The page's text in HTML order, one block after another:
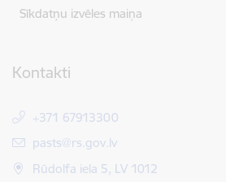
Sīkdatņu izvēles maiņa
Kontakti
+371 67913300
E-pasts:
pasts@rs.gov.lv
Rūdolfa iela 5, LV 1012